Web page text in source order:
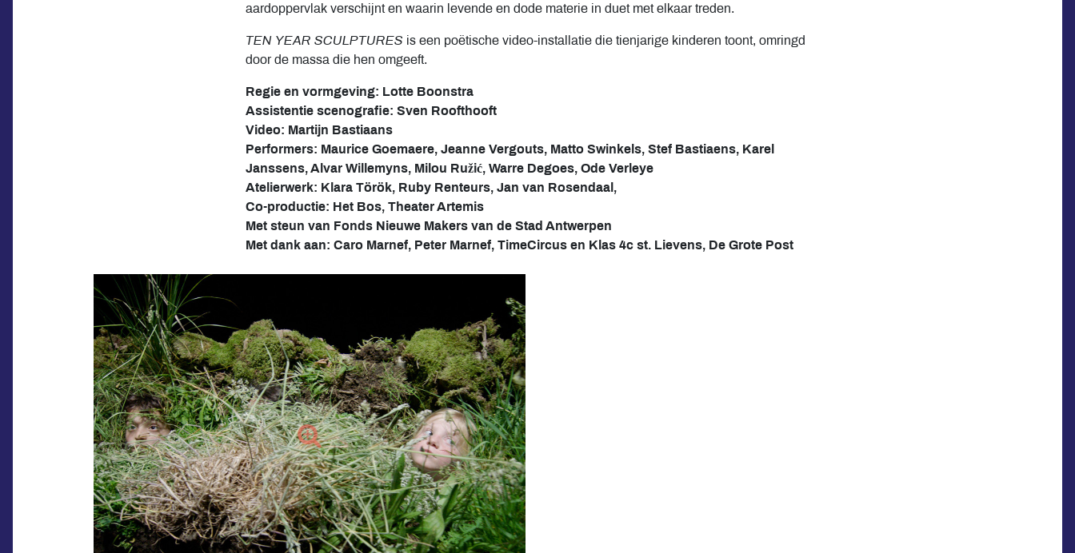
aardoppervlak verschijnt en waarin levende en dode materie in duet met elkaar treden.
TEN YEAR SCULPTURES is een poëtische video-installatie die tienjarige kinderen toont, omringd
door de massa die hen omgeeft.
Regie en vormgeving: Lotte Boonstra
Assistentie scenografie: Sven Roofthooft
Video: Martijn Bastiaans
Performers: Maurice Goemaere, Jeanne Vergouts, Matto Swinkels, Stef Bastiaens, Karel
Janssens, Alvar Willemyns, Milou Ružić, Warre Degoes, Ode Verleye
Atelierwerk: Klara Török, Ruby Renteurs, Jan van Rosendaal,
Co-productie: Het Bos, Theater Artemis
Met steun van Fonds Nieuwe Makers van de Stad Antwerpen
Met dank aan: Caro Marnef, Peter Marnef, TimeCircus en Klas 4c st. Lievens, De Grote Post